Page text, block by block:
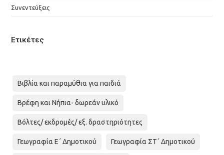
Συνεντεύξεις
Ετικέτες
Βιβλία και παραμύθια για παιδιά
Βρέφη και Νήπια- δωρεάν υλικό
Βόλτες/ εκδρομές/ εξ. δραστηριότητες
Γεωγραφία Ε΄ Δημοτικού Γεωγραφία ΣΤ΄ Δημοτικού